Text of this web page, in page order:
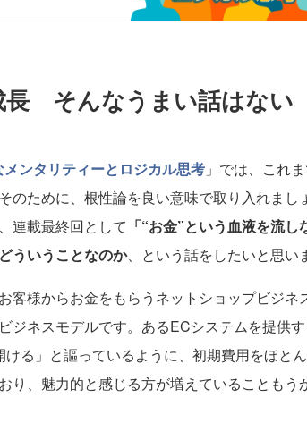
長 そんなうまい話はない
ンタリティーとロジカル思考 」では、これ
のために、根性論を良い意味で取り入れまし
連載最終回として 「“お金”という血液を流し
ういうことなのか、という話をしたいと思い
様からお金をもらうネットショップビジネ
ジネスモデルです。あるECシステムを提供
る」と謳っているように、初期費用をほと
り、魅力的と感じる方が増えていることもう